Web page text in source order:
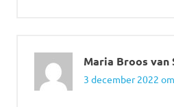
Maria Broos van
3 december 2022